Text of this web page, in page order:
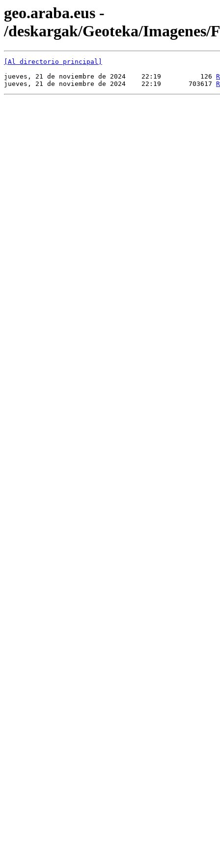
geo.araba.eus -
/deskargak/Geoteka/Imagenes/
[Al directorio principal]
jueves, 21 de noviembre de 2024    22:19          126
jueves, 21 de noviembre de 2024    22:19       703617